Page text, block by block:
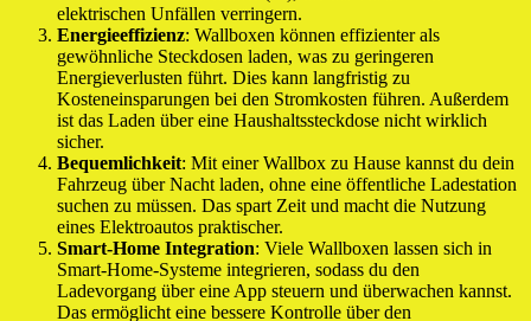
elektrischen Unfällen verringern.
Energieeffizienz: Wallboxen können effizienter als
gewöhnliche Steckdosen laden, was zu geringeren
Energieverlusten führt. Dies kann langfristig zu
Kosteneinsparungen bei den Stromkosten führen. Außerdem
ist das Laden über eine Haushaltssteckdose nicht wirklich
sicher.
Bequemlichkeit: Mit einer Wallbox zu Hause kannst du dein
Fahrzeug über Nacht laden, ohne eine öffentliche Ladestation
suchen zu müssen. Das spart Zeit und macht die Nutzung
eines Elektroautos praktischer.
Smart-Home Integration: Viele Wallboxen lassen sich in
Smart-Home-Systeme integrieren, sodass du den
Ladevorgang über eine App steuern und überwachen kannst.
Das ermöglicht eine bessere Kontrolle über den